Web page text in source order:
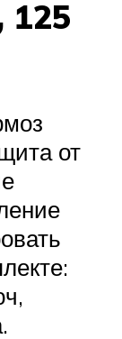
125
от